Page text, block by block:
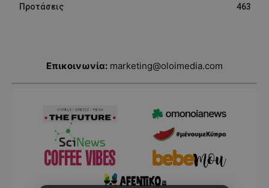
Προτάσεις
463
Επικοινωνία: marketing@oloimedia.com